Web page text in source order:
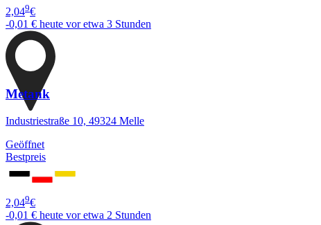
2,049€
-0,01 € heute vor etwa 3 Stunden
Metank
Industriestraße 10, 49324 Melle
Geöffnet
Bestpreis
2,049€
-0,01 € heute vor etwa 2 Stunden